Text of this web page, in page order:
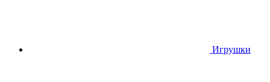
Игрушки